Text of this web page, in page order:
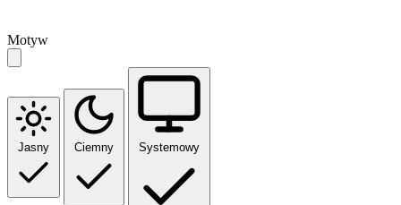
Motyw
Jasny Ciemny Systemowy